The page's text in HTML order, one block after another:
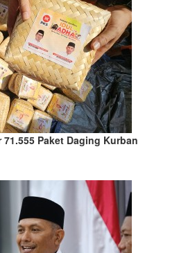
71.555 Paket Daging Kurban